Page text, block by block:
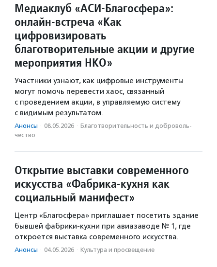
Медиаклуб «АСИ-Благосфера»:
онлайн-встреча «Как
цифровизировать
благотворительные акции и другие
мероприятия НКО»
Участники узнают, как цифровые инструменты
могут помочь перевести хаос, связанный
с проведением акции, в управляемую систему
с видимым результатом.
Анонсы · 08.05.2026 · Благотвори­тель­ность и доброволь­
чест­во
Открытие выставки современного
искусства «Фабрика-кухня как
социальный манифест»
Центр «Благосфера» приглашает посетить здание
бывшей фабрики-кухни при авиазаводе № 1, где
откроется выставка современного искусства.
Анонсы · 04.05.2026 · Культура и просвещение